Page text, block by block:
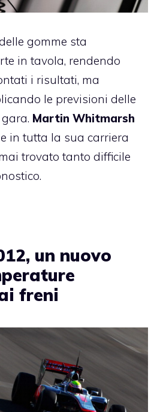
gomme sta
in tavola, rendendo
i risultati, ma
le previsioni delle
Martin Whitmarsh
in tutta la sua carriera
trovato tanto difficile
un nuovo
freni